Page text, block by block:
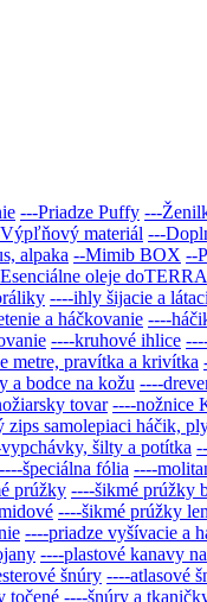
---Priadze Puffy ---
materiál ---
alpaka --Mimib BOX --
oleje doTERRA
----ihly šijacie a
a háčkovanie ----
----kruhové ihlice
metre, pravítka a krivítka
a bodce na kožu ----
tovar ----nožnice
zips samolepiaci háčik,
šilty a potítka
----špeciálna fólia ----
prúžky ----šikmé prúžky
----šikmé prúžky
----priadze vyšívacie a
----plastové kanavy
šnúry ----atlasové
točené ----šnúry a